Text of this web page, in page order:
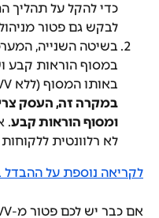
כדי להקל על תהליך
לבקש גם פטור
במסוף הוראות קבע
באותו המסוף (ללא CVV).
במקרה זה, העסק
ומסוף הוראות קבע
לא רלוונטית ללקוחות Upay).
לקריאה נוספת על ההבדל